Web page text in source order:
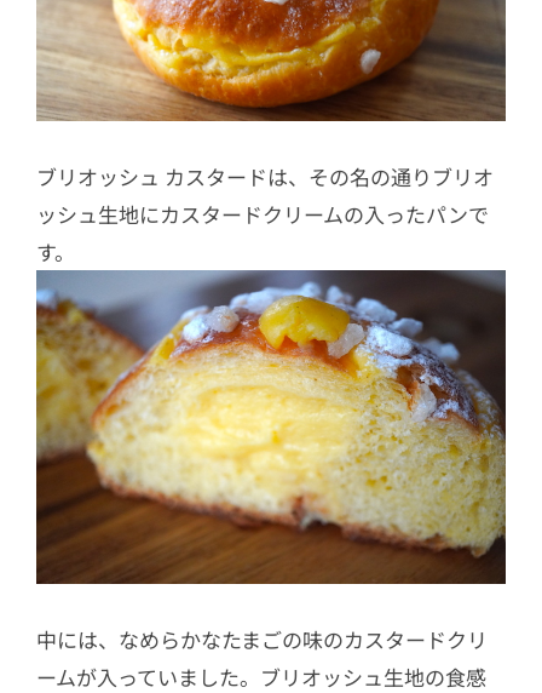
ブリオッシュ カスタードは、その名の通りブリオ
ッシュ生地にカスタードクリームの入ったパンで
す。
中には、なめらかなたまごの味のカスタードクリ
ームが入っていました。ブリオッシュ生地の食感